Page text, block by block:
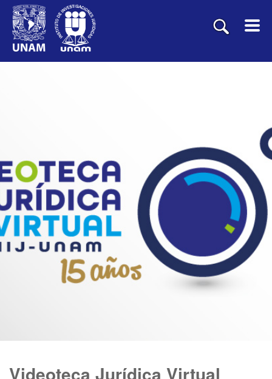
Videoteca Jurídica Virtual